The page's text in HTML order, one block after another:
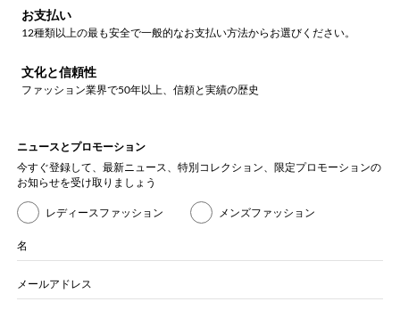
お支払い
12種類以上の最も安全で一般的なお支払い方法からお選びください。
文化と信頼性
ファッション業界で50年以上、信頼と実績の歴史
ニュースとプロモーション
今すぐ登録して、最新ニュース、特別コレクション、限定プロモーションの
お知らせを受け取りましょう
レディースファッション メンズファッション
名
メールアドレス